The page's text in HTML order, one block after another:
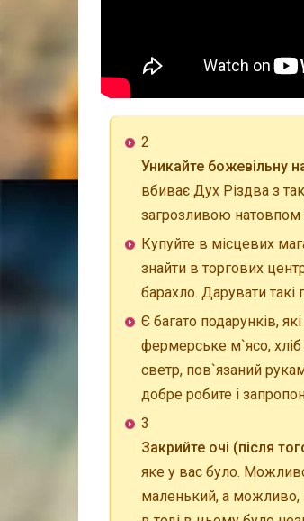
2
Уникайте божевільну
вбиває Дух Різдва з
загрозливою натовпом
Купуйте в місцевих
знайти в торгових
барахло. Дарувати
Є багато подарунків,
фермерське м`ясо, хліб
светр, пов`язаний
добре робите і
3
Закрийте очі (після
яке у вас було.
маленький, а можливо,